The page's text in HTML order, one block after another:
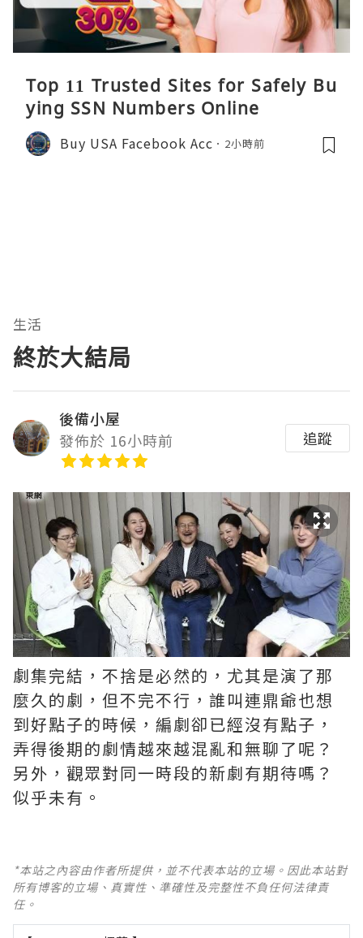
Top 11 Trusted Sites for Safely Bu
ying SSN Numbers Online
Buy USA Facebook Acc 2小時前
生活
終於大結局
後備小屋
發佈於 16小時前
追蹤
劇集完結，不捨是必然的，尤其是演了那
麼久的劇，但不完不行，誰叫連鼎爺也想
到好點子的時候，編劇卻已經沒有點子，
弄得後期的劇情越來越混亂和無聊了呢？ ​​​
另外，觀眾對同一時段的新劇有期待嗎？
似乎未有。
*本站之內容由作者所提供，並不代表本站的立場。因此本站對
所有博客的立場、真實性、準確性及完整性不負任何法律責
任。